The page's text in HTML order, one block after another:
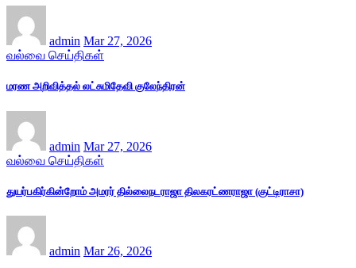
admin Mar 27, 2026
வல்வை செய்திகள்
மரண அறிவித்தல் லட்சுமிதேவி குலேந்திரன்
admin Mar 27, 2026
வல்வை செய்திகள்
துயர்பகிர்கின்றோம் அமரர் தில்லைநடராஜா திலகரட்ணராஜா (குட்டிராசா)
admin Mar 26, 2026